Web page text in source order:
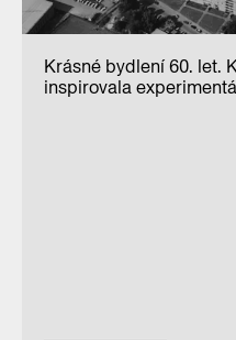
Krásné bydlení 60. let.
inspirovala